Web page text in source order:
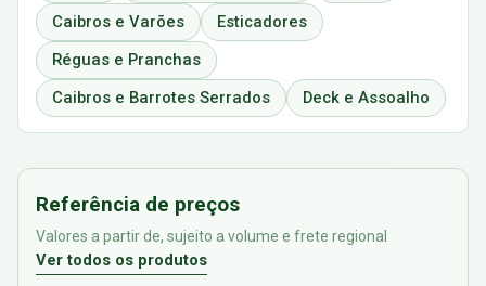
Caibros e Varões
Esticadores
Réguas e Pranchas
Caibros e Barrotes Serrados
Deck e Assoalho
Referência de preços
Valores a partir de, sujeito a volume e frete regional
Ver todos os produtos